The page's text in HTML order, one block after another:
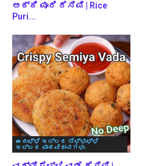
ಅಕ್ಕಿ ಪೂರಿ ರೆಸಿಪಿ | Rice
Puri...
ಈರುಳ್ಳಿ ಇಲ್ಲದ ಬೆಳ್ಳುಳ್ಳಿ
ಇಲ್ಲದ ಪಾಕವಿಧಾನಗಳು